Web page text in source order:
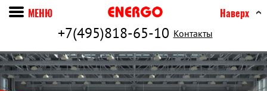
+7(495)818-65-10 Контакты
МЕНЮ Наверх